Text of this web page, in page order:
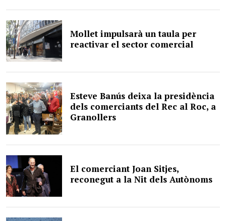
Mollet impulsarà un taula per
reactivar el sector comercial
Esteve Banús deixa la presidència
dels comerciants del Rec al Roc, a
Granollers
El comerciant Joan Sitjes,
reconegut a la Nit dels Autònoms